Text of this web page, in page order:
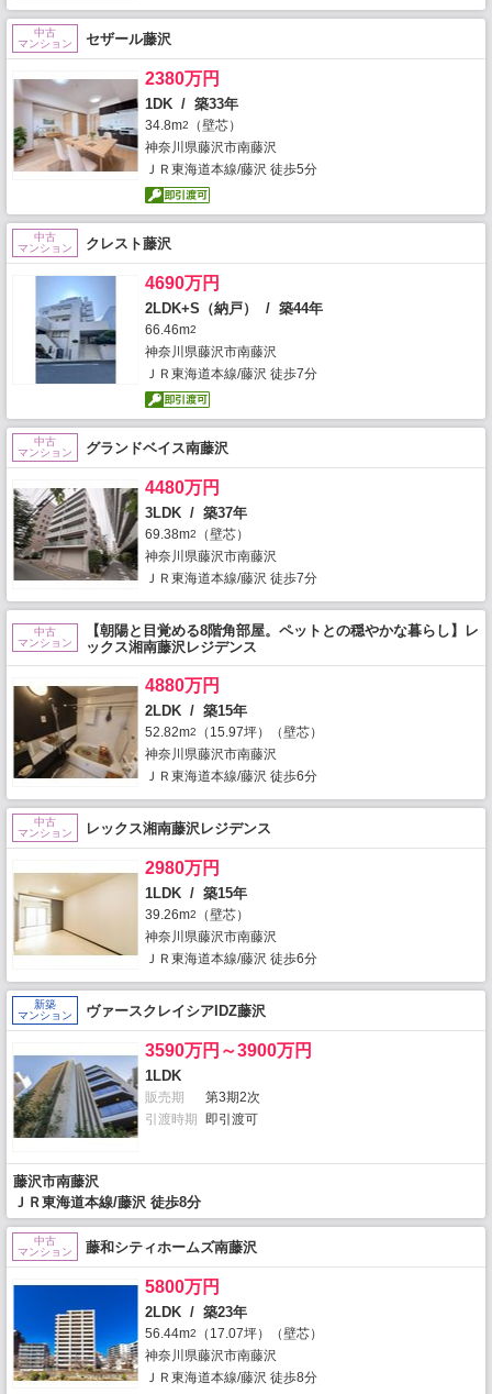
中古
マンション
セザール藤沢
2380万円
1DK / 築33年
34.8m2
（壁芯）
神奈川県藤沢市南藤沢
ＪＲ東海道本線/藤沢 徒歩5分
中古
マンション
クレスト藤沢
4690万円
2LDK+S（納戸） / 築44年
66.46m2
神奈川県藤沢市南藤沢
ＪＲ東海道本線/藤沢 徒歩7分
中古
マンション
グランドベイス南藤沢
4480万円
3LDK / 築37年
69.38m2
（壁芯）
神奈川県藤沢市南藤沢
ＪＲ東海道本線/藤沢 徒歩7分
中古
マンション
【朝陽と目覚める8階角部屋。ペットとの穏やかな暮らし】レ
ックス湘南藤沢レジデンス
4880万円
2LDK / 築15年
52.82m2
（15.97坪）（壁芯）
神奈川県藤沢市南藤沢
ＪＲ東海道本線/藤沢 徒歩6分
中古
マンション
レックス湘南藤沢レジデンス
2980万円
1LDK / 築15年
39.26m2
（壁芯）
神奈川県藤沢市南藤沢
ＪＲ東海道本線/藤沢 徒歩6分
新築
マンション
ヴァースクレイシアIDZ藤沢
3590万円～3900万円
1LDK
販売期
第3期2次
引渡時期 即引渡可
藤沢市南藤沢
ＪＲ東海道本線/藤沢 徒歩8分
中古
マンション
藤和シティホームズ南藤沢
5800万円
2LDK / 築23年
56.44m2
（17.07坪）（壁芯）
神奈川県藤沢市南藤沢
ＪＲ東海道本線/藤沢 徒歩8分